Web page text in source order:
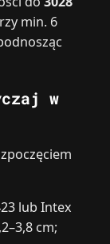
min. 6
w
lub Intex
cm;